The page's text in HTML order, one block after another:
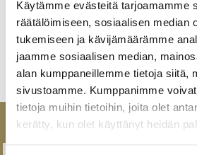
Käytämme evästeitä tarjoamamme
räätälöimiseen, sosiaalisen median
tukemiseen ja kävijämäärämme
jaamme sosiaalisen median,
alan kumppaneillemme tietoja siitä,
sivustoamme. Kumppanimme
tietoja muihin tietoihin, joita olet
kerätty, kun olet käyttänyt heidän
perheet/perhesuunnittelu-ja-
ehkaisy/raskauden-ehkaisy-ja-
muissa asioissa terveysasemaan
https://kymenhva.fi/ajanvaraus-ja-
asiointi/ajanvaraus/
TIEDOTTEET